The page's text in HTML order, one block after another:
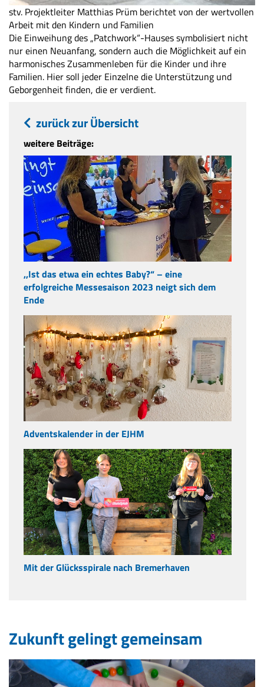
stv. Projektleiter Matthias Prüm berichtet von der wertvollen
Arbeit mit den Kindern und Familien
Die Einweihung des „Patchwork“-Hauses symbolisiert nicht
nur einen Neuanfang, sondern auch die Möglichkeit auf ein
harmonisches Zusammenleben für die Kinder und ihre
Familien. Hier soll jeder Einzelne die Unterstützung und
Geborgenheit finden, die er verdient.
zurück zur Übersicht
weitere Beiträge:
,,Ist das etwa ein echtes Baby?“ – eine
erfolgreiche Messesaison 2023 neigt sich dem
Ende
Adventskalender in der EJHM
Mit der Glücksspirale nach Bremerhaven
Zukunft gelingt gemeinsam